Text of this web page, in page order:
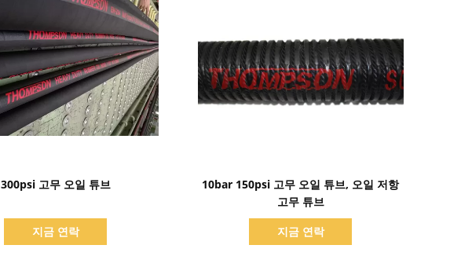
300psi 고무 오일 튜브
지금 연락
10bar 150psi 고무 오일 튜브, 오일 저항
고무 튜브
지금 연락